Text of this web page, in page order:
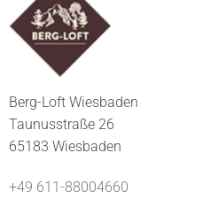
Berg-Loft Wiesbaden
Taunusstraße 26
65183 Wiesbaden
+49 611-88004660